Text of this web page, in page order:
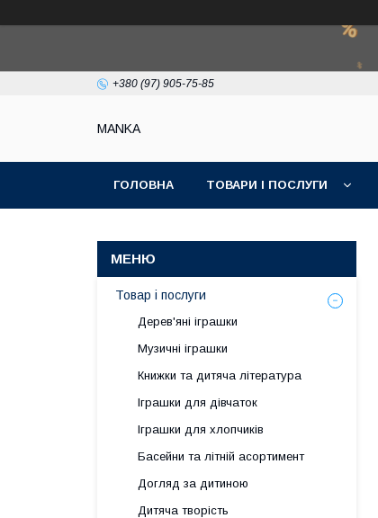
+380 (97) 905-75-85
МАNKА
ГОЛОВНА ТОВАРИ І ПОСЛУГИ
Товар і послуги
Дерев'яні іграшки
Музичні іграшки
Книжки та дитяча література
Іграшки для дівчаток
Іграшки для хлопчиків
Басейни та літній асортимент
Догляд за дитиною
Дитяча творість